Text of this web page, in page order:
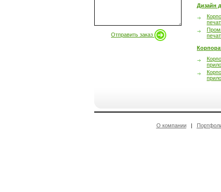
Отправить заказ
Дизайн
О компании|